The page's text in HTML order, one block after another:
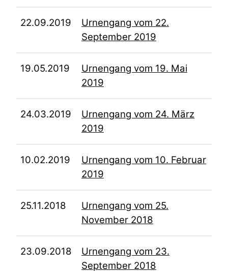
22.09.2019
Urnengang vom 22.
September 2019
19.05.2019
Urnengang vom 19. Mai
2019
24.03.2019
Urnengang vom 24. März
2019
10.02.2019
Urnengang vom 10. Februar
2019
25.11.2018
Urnengang vom 25.
November 2018
23.09.2018
Urnengang vom 23.
September 2018